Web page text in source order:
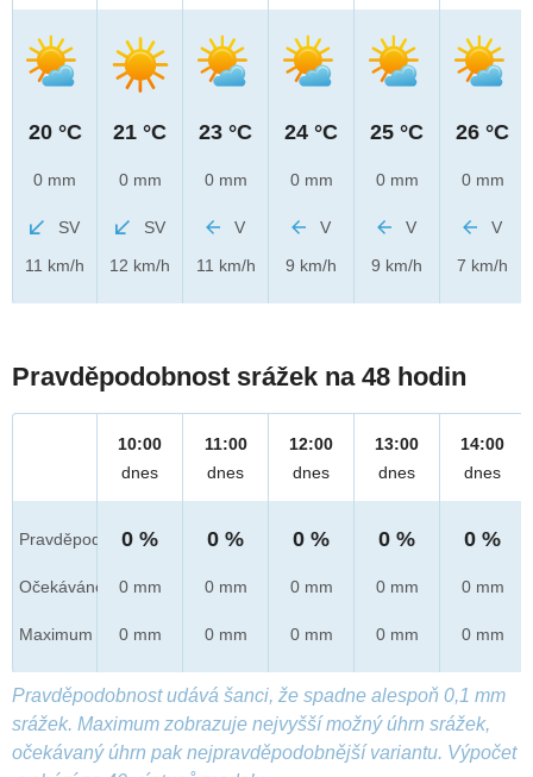
20 °C
0 mm
SV
11 km/h
21 °C
0 mm
SV
12 km/h
23 °C
0 mm
V
11 km/h
24 °C
0 mm
V
9 km/h
25 °C
0 mm
V
9 km/h
26 °C
0 mm
V
7 km/h
Pravděpodobnost srážek na 48 hodin
Pravděpod.
Očekáváno
Maximum
10:00
dnes
0 %
0 mm
0 mm
11:00
dnes
0 %
0 mm
0 mm
12:00
dnes
0 %
0 mm
0 mm
13:00
dnes
0 %
0 mm
0 mm
14:00
dnes
0 %
0 mm
0 mm
Pravděpodobnost udává šanci, že spadne alespoň 0,1 mm
srážek. Maximum zobrazuje nejvyšší možný úhrn srážek,
očekávaný úhrn pak nejpravděpodobnější variantu. Výpočet